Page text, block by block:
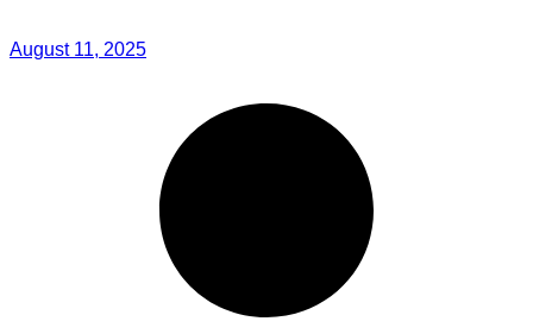
August 11, 2025